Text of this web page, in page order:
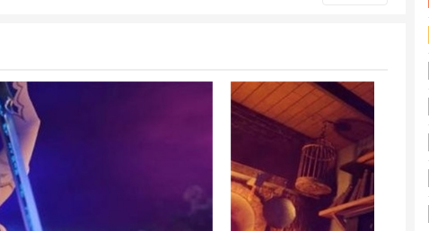
的剧情故事，每一章都充满着新奇和惊喜。
法，使每个玩家都能轻松上手并享受游戏乐趣。
其他角色进行互动，触发全新对话和互动事件。
提供良好的战斗能力和角色属性。